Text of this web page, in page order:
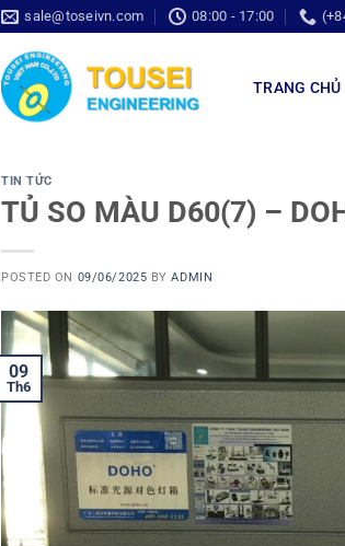
sale@toseivn.com 08:00 - 17:00
TRANG CHỦ
TIN TỨC
TỦ SO MÀU D60(7) –
POSTED ON 09/06/2025 BYADMIN
09
Th6